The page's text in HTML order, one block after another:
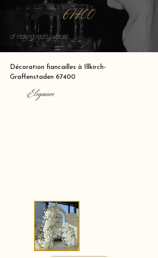
67400
of making reality vibrate.
Décoration fiancailles à Illkirch-
Graffenstaden 67400
Elegance